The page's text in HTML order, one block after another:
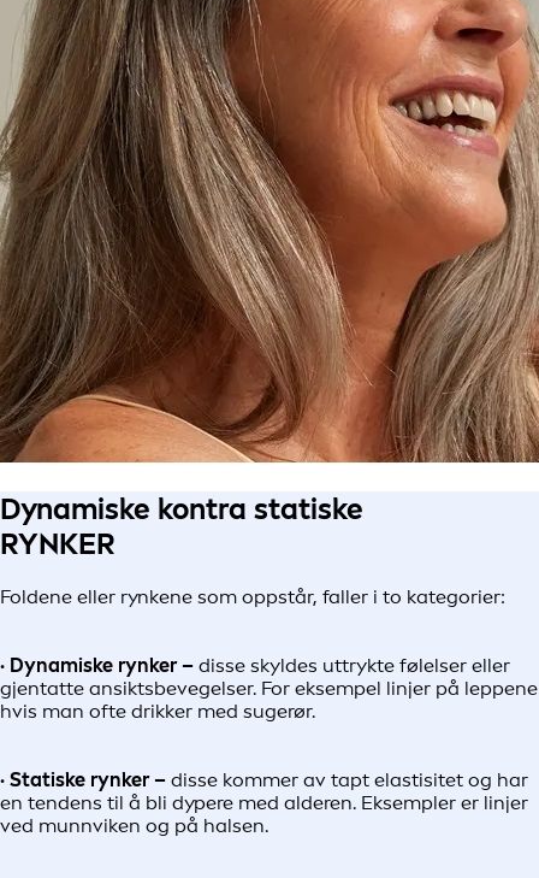
Dynamiske kontra statiske
RYNKER
Foldene eller rynkene som oppstår, faller i to kategorier:
· Dynamiske rynker – disse skyldes uttrykte følelser eller
gjentatte ansiktsbevegelser. For eksempel linjer på leppene
hvis man ofte drikker med sugerør.
· Statiske rynker – disse kommer av tapt elastisitet og har
en tendens til å bli dypere med alderen. Eksempler er linjer
ved munnviken og på halsen.